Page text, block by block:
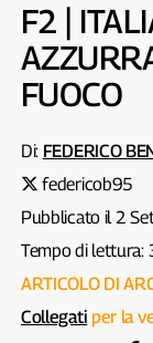
F2 |
FUOCO
Di: FEDERICO
federicob95
Pubblicato il 2
Tempo di lettura:
ARTICOLO DI
Collegati per la